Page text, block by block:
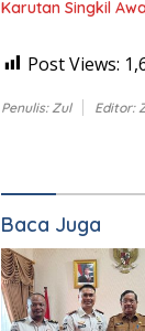
Karutan Singkil
Post Views:
Penulis: Zul Editor:
Baca Juga